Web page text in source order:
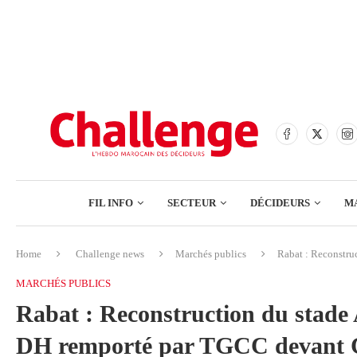
COMMERCE
FIL INFO SECTEUR
BOURSE
FINANCE
DÉCIDEURS
Home Challenge news Marchés publics Rabat :
MARCHÉS PUBLICS
Rabat : Reconstruction du
DH remporté par TGCC devant